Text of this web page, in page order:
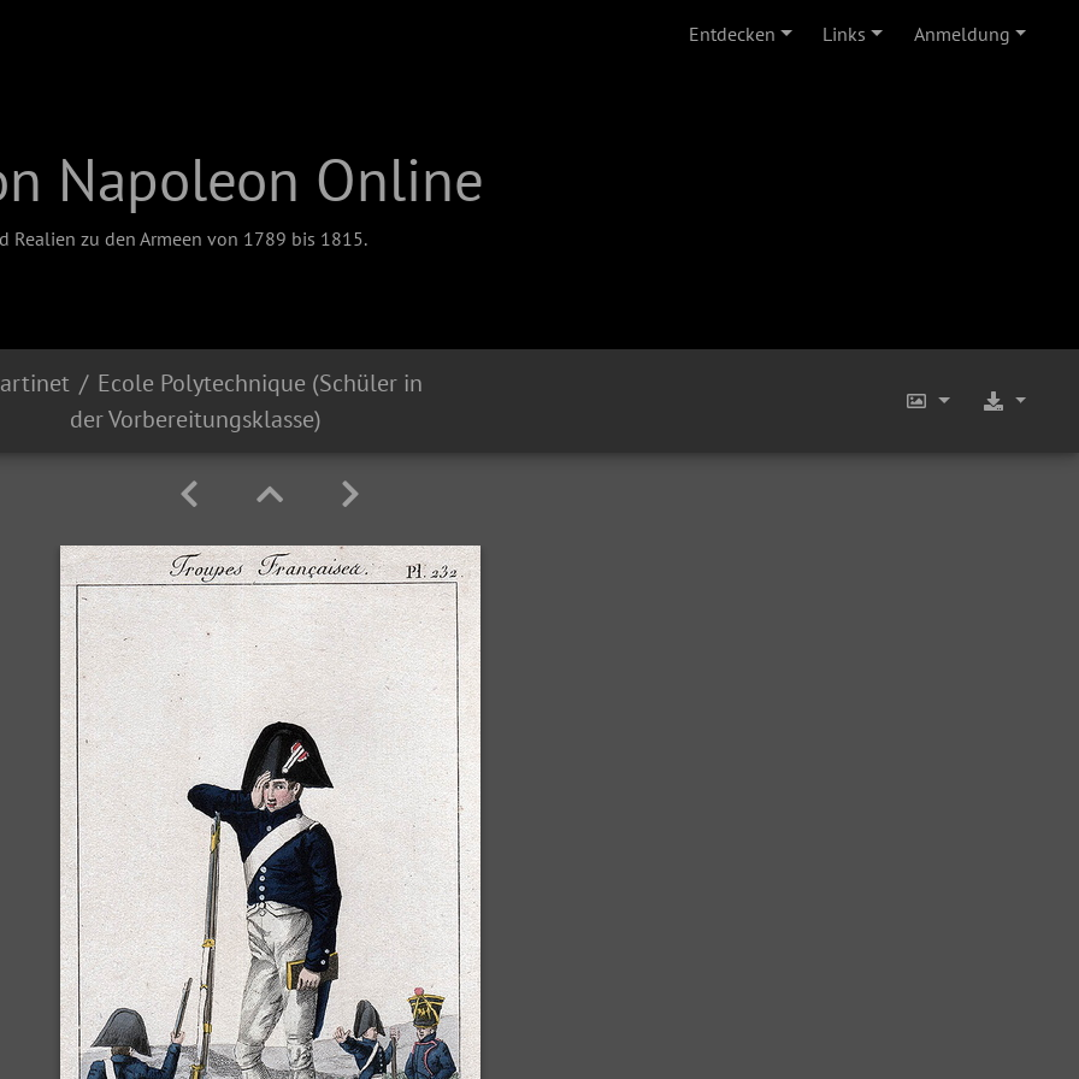
Entdecken Links Anmeldung
Napoleon Online
zu den Armeen von 1789 bis 1815.
Ecole Polytechnique (Schüler in
der Vorbereitungsklasse)